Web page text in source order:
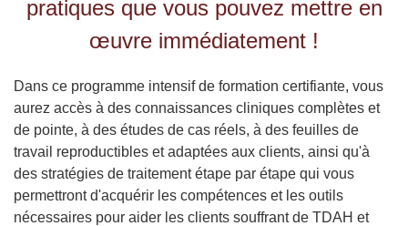
pratiques que vous pouvez mettre en
œuvre immédiatement !
Dans ce programme intensif de formation certifiante, vous
aurez accès à des connaissances cliniques complètes et
de pointe, à des études de cas réels, à des feuilles de
travail reproductibles et adaptées aux clients, ainsi qu'à
des stratégies de traitement étape par étape qui vous
permettront d'acquérir les compétences et les outils
nécessaires pour aider les clients souffrant de TDAH et